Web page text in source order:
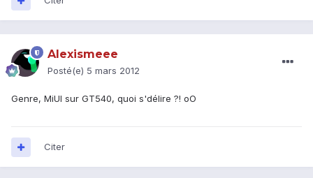
Alexismeee
Posté(e) 5 mars 2012
Genre, MiUI sur GT540, quoi s'délire ?! oO
Citer